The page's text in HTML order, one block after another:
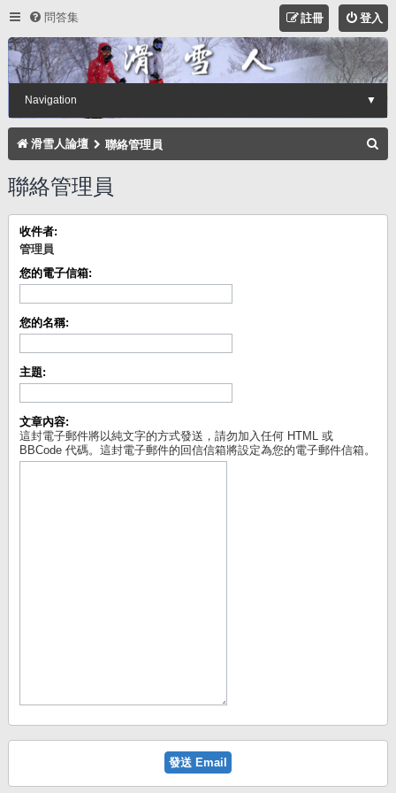
問答集 登入
註冊
Navigation ▼
滑雪人論壇 聯絡管理員
聯絡管理員
收件者:
管理員
您的電子信箱:
您的名稱:
主題:
文章內容:
這封電子郵件將以純文字的方式發送，請勿加入任何 HTML 或
BBCode 代碼。這封電子郵件的回信信箱將設定為您的電子郵件信箱。